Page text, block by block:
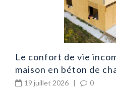
Le confort de vie
maison en béton de
19 juillet 2026 | 0